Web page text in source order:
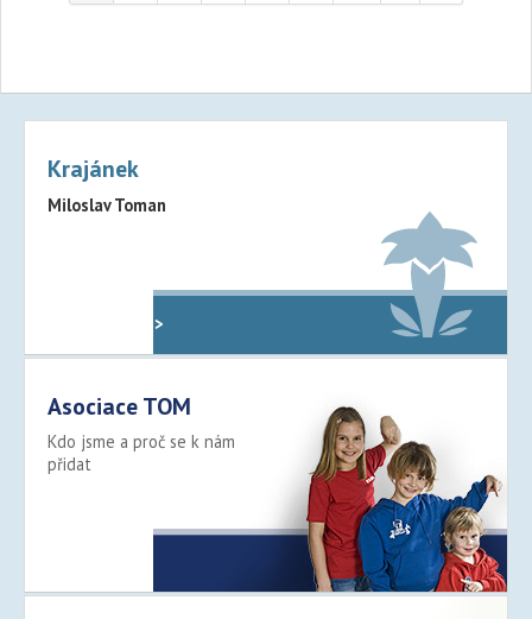
Krajánek
Miloslav Toman
Oddíly v kraji >
Asociace TOM
Kdo jsme a proč se k nám
přidat